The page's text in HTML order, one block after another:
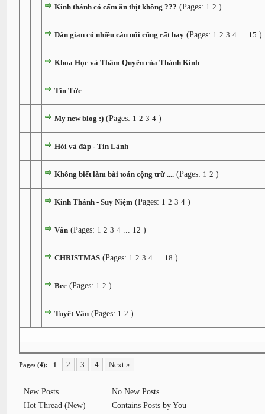
Kinh thánh có cấm ăn thịt không ??? (Pages: 1 2 )
Dân gian có nhiều câu nói cũng rất hay (Pages: 1 2 3 4 ... 15 )
Khoa Học và Thẩm Quyền của Thánh Kinh
Tin Tức
My new blog :) (Pages: 1 2 3 4 )
Hỏi và đáp - Tin Lành
Không biết làm bài toán cộng trừ .... (Pages: 1 2 )
Kinh Thánh - Suy Niệm (Pages: 1 2 3 4 )
Vân (Pages: 1 2 3 4 ... 12 )
CHRISTMAS (Pages: 1 2 3 4 ... 18 )
Bee (Pages: 1 2 )
Tuyết Vân (Pages: 1 2 )
Pages (4): 1 2 3 4 Next »
New Posts
Hot Thread (New)
No New Posts
Contains Posts by You